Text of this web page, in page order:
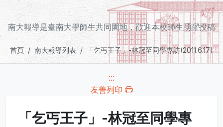
南大報導是臺南大學師生共同園地，歡迎本校師生踴躍投稿
首頁 南大報導列表 「乞丐王子」-林冠至同學專訪(2011.6.17)
:::
友善列印
「乞丐王子」-林冠至同學專